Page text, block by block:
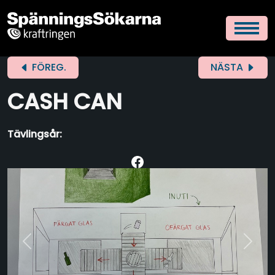
FÖREG.
CASH CAN
Tävlingsår:
Previous Next
NÄSTA